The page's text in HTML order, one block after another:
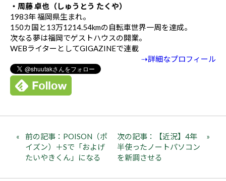
・周藤 卓也（しゅうとう たくや）
1983年 福岡県生まれ。
150カ国と13万1214.54kmの自転車世界一周を達成。
次なる夢は福岡でゲストハウスの開業。
WEBライターとしてGIGAZINEで連載
⇢詳細なプロフィール
前の記事：POISON（ポ
イズン）＋Sで「およげ
たいやきくん」になる
次の記事：【近況】4年
半使ったノートパソコン
を新調させる